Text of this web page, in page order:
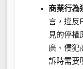
商業行為
言，違反
見的停權
廣、侵犯
訴時需要